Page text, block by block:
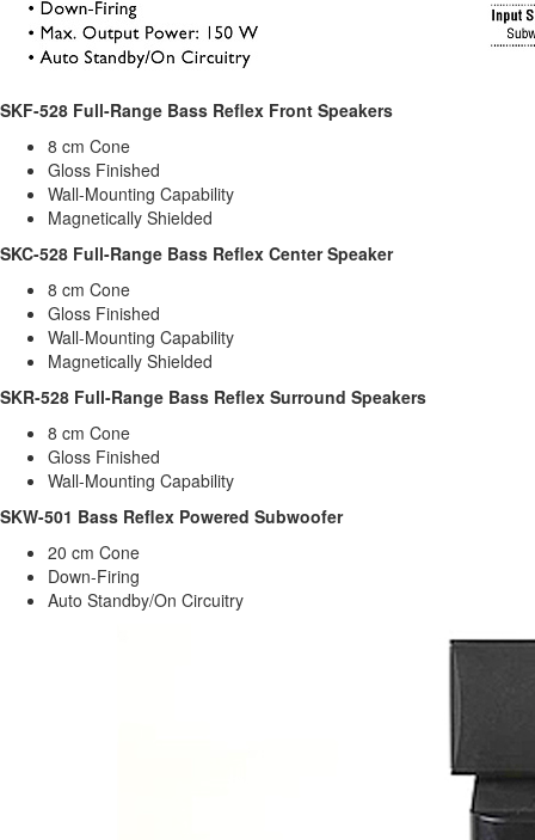
SKF-528 Full-Range Bass Reflex Front Speakers
8 cm Cone
Gloss Finished
Wall-Mounting Capability
Magnetically Shielded
SKC-528 Full-Range Bass Reflex Center Speaker
8 cm Cone
Gloss Finished
Wall-Mounting Capability
Magnetically Shielded
SKR-528 Full-Range Bass Reflex Surround Speakers
8 cm Cone
Gloss Finished
Wall-Mounting Capability
SKW-501 Bass Reflex Powered Subwoofer
20 cm Cone
Down-Firing
Auto Standby/On Circuitry